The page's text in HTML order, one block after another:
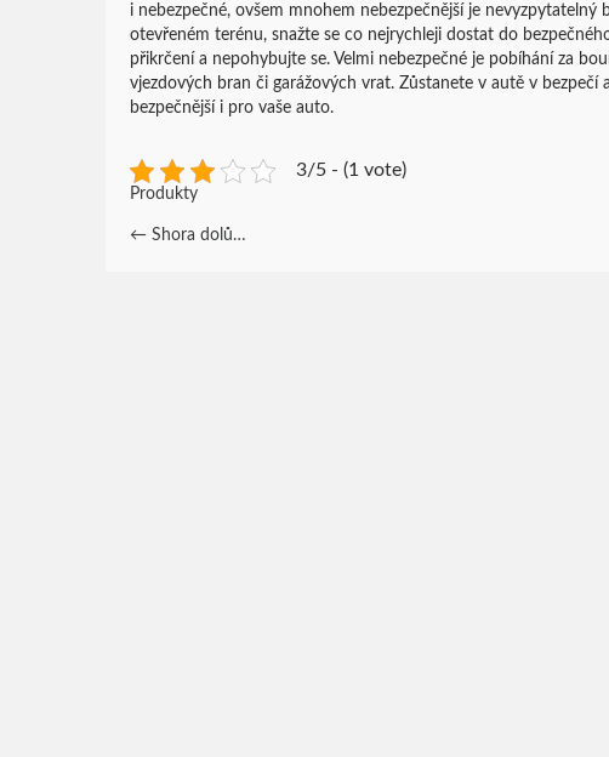
i nebezpečné, ovšem mnohem nebezpečnější je
otevřeném terénu, snažte se co nejrychleji dostat do
přikrčení a nepohybujte se. Velmi nebezpečné je pobíhání za
vjezdových bran či garážových vrat. Zůstanete v autě v bezpečí
bezpečnější i pro vaše auto.
3/5 - (1 vote)
Produkty
Post
← Shora dolů…